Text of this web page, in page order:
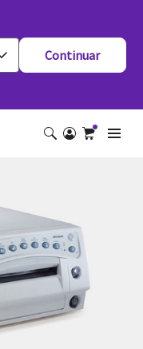
Continuar